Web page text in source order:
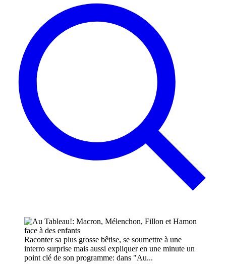
Raconter sa plus grosse bêtise, se soumettre à une
interro surprise mais aussi expliquer en une minute un
point clé de son programme: dans "Au...